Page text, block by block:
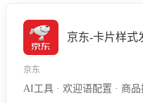
京东-卡片样式
京东
AI工具 · 欢迎语配置 · 商